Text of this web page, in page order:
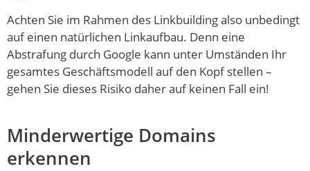
Achten Sie im Rahmen des Linkbuilding also unbedingt
auf einen natürlichen Linkaufbau. Denn eine
Abstrafung durch Google kann unter Umständen Ihr
gesamtes Geschäftsmodell auf den Kopf stellen –
gehen Sie dieses Risiko daher auf keinen Fall ein!
Minderwertige Domains
erkennen